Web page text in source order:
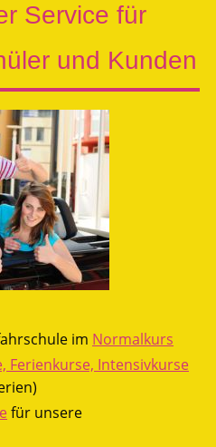
Service für
und Kunden
im Normalkurs
Ferienkurse, Intensivkurse
für unsere